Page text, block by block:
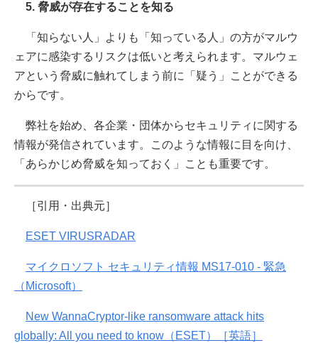
5. 脅威が存在することを知る
「知らない人」よりも「知っている人」の方がマルウ
ェアに感染するリスクは低いと考えられます。マルウェ
アという脅威に触れてしまう前に「疑う」ことができる
からです。
弊社を始め、各企業・団体からセキュリティに関する
情報が発信されています。このような情報に目を向け、
「あらかじめ脅威を知っておく」ことも重要です。
［引用・出典元］
ESET VIRUSRADAR
マイクロソフト セキュリティ情報 MS17-010 - 緊急
（Microsoft）
New WannaCryptor-like ransomware attack hits
globally: All you need to know（ESET）［英語］